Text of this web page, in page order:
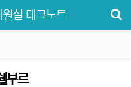
실 테크노트
부르